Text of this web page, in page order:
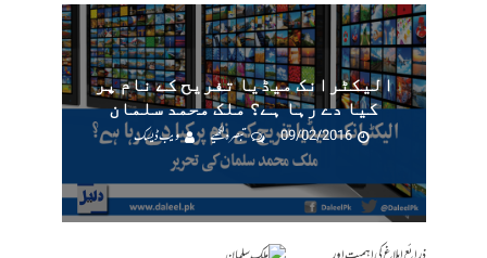
الیکٹرانک میڈیا تفریح کے نام پر
کیا دے رہا ہے؟ ملک محمد سلمان
09/02/2016
تبصرہ لکھیے ویب ڈیسک